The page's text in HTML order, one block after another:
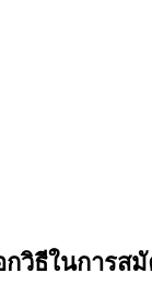
กวิธีในการส